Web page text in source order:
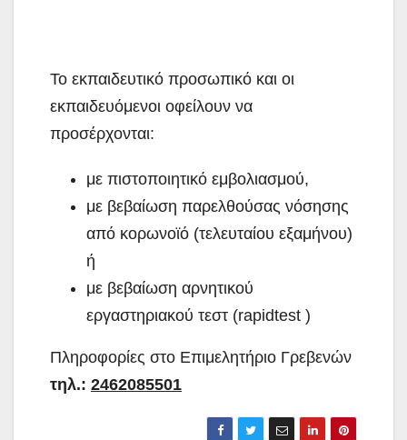
Το εκπαιδευτικό προσωπικό και οι
εκπαιδευόμενοι οφείλουν να
προσέρχονται:
με πιστοποιητικό εμβολιασμού,
με βεβαίωση παρελθούσας νόσησης
από κορωνοϊό (τελευταίου εξαμήνου)
ή
με βεβαίωση αρνητικού
εργαστηριακού τεστ (rapidtest )
Πληροφορίες στο Επιμελητήριο Γρεβενών
τηλ.: 2462085501